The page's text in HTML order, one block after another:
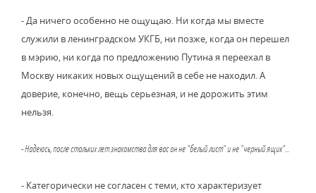
- Да ничего особенно не ощущаю. Ни когда мы вместе
служили в ленинградском УКГБ, ни позже, когда он перешел
в мэрию, ни когда по предложению Путина я переехал в
Москву никаких новых ощущений в себе не находил. А
доверие, конечно, вещь серьезная, и не дорожить этим
нельзя.
- Надеюсь, после стольких лет знакомства для вас он не "белый лист" и не "черный ящик"...
- Категорически не согласен с теми, кто характеризует